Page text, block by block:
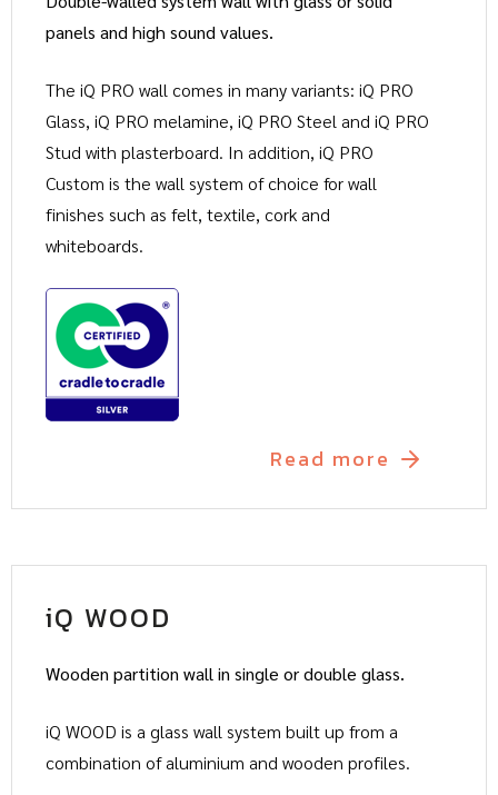
panels and high sound values.
The iQ PRO wall comes in many variants: iQ PRO
Glass, iQ PRO melamine, iQ PRO Steel and iQ PRO
Stud with plasterboard. In addition, iQ PRO
Custom is the wall system of choice for wall
finishes such as felt, textile, cork and
whiteboards.
Read more
iQ WOOD
Wooden partition wall in single or double glass.
iQ WOOD is a glass wall system built up from a
combination of aluminium and wooden profiles.